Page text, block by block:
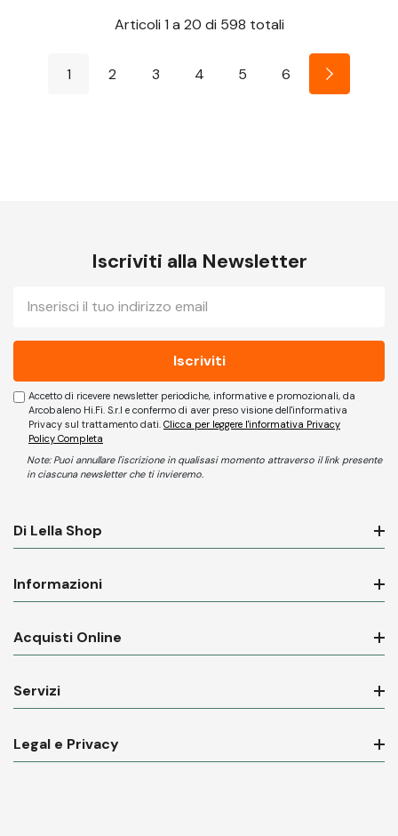
Articoli 1 a 20 di 598 totali
1 2 3 4 5 6
Iscriviti alla Newsletter
Accetto di ricevere newsletter periodiche, informative e promozionali, da
Arcobaleno Hi.Fi. S.r.l e confermo di aver preso visione dell'informativa
Privacy sul trattamento dati. Clicca per leggere l'informativa Privacy
Policy Completa
Note: Puoi annullare l'iscrizione in qualisasi momento attraverso il link presente
in ciascuna newsletter che ti invieremo.
Di Lella Shop
Informazioni
Acquisti Online
Servizi
Legal e Privacy